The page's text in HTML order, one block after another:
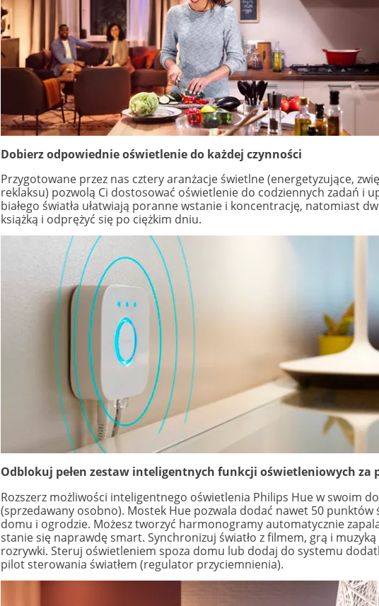
Dobierz odpowiednie oświetlenie do każdej czynności
Przygotowane przez nas cztery aranżacje świetlne (energetyzujące,
reklaksu) pozwolą Ci dostosować oświetlenie do codziennych zadań i
białego światła ułatwiają poranne wstanie i koncentrację, natomiast
książką i odprężyć się po ciężkim dniu.
Odblokuj pełen zestaw inteligentnych funkcji oświetleniowych za
Rozszerz możliwości inteligentnego oświetlenia Philips Hue w swoim
(sprzedawany osobno). Mostek Hue pozwala dodać nawet 50 punktów
domu i ogrodzie. Możesz tworzyć harmonogramy automatycznie
stanie się naprawdę smart. Synchronizuj światło z filmem, grą i
rozrywki. Steruj oświetleniem spoza domu lub dodaj do systemu
pilot sterowania światłem (regulator przyciemnienia).